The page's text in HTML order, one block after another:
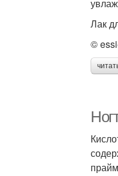
Лак
©